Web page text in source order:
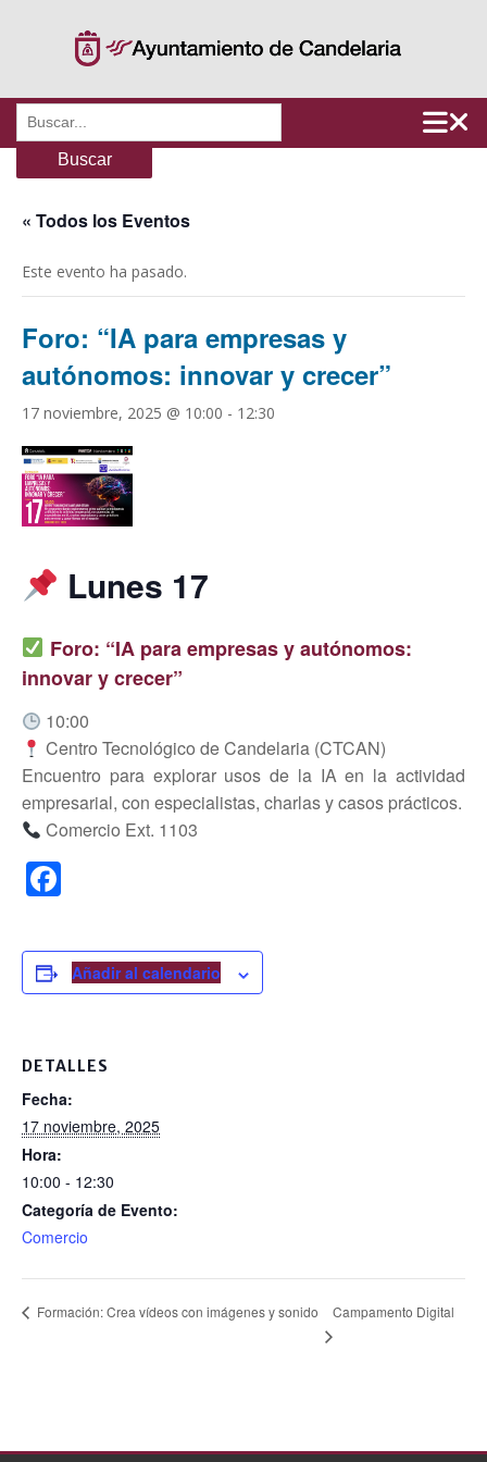
Buscar:
« Todos los Eventos
Este evento ha pasado.
Foro: “IA para empresas y
autónomos: innovar y crecer”
17 noviembre, 2025 @ 10:00 - 12:30
Lunes 17
Foro: “IA para empresas y autónomos:
innovar y crecer”
10:00
Centro Tecnológico de Candelaria (CTCAN)
Encuentro para explorar usos de la IA en la actividad
empresarial, con especialistas, charlas y casos prácticos.
Comercio Ext. 1103
c
e
o
o
k
Añadir al calendario
DETALLES
Fecha:
17 noviembre, 2025
Hora:
10:00 - 12:30
Categoría de Evento:
Comercio
Formación: Crea vídeos con imágenes y sonido Campamento Digital